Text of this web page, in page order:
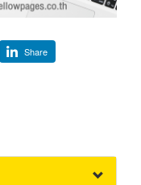
Share